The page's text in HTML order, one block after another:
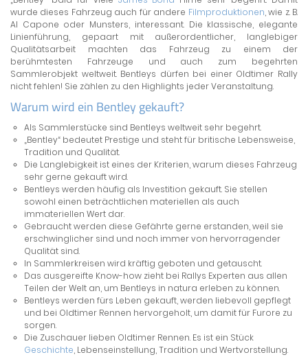
wurde dieses Fahrzeug auch für andere Filmproduktionen, wie z. B.
Al Capone oder Munsters, interessant. Die klassische, elegante
Linienführung, gepaart mit außerordentlicher, langlebiger
Qualitätsarbeit machten das Fahrzeug zu einem der
berühmtesten Fahrzeuge und auch zum begehrten
Sammlerobjekt weltweit. Bentleys dürfen bei einer Oldtimer Rally
nicht fehlen! Sie zählen zu den Highlights jeder Veranstaltung.
Warum wird ein Bentley gekauft?
Als Sammlerstücke sind Bentleys weltweit sehr begehrt.
„Bentley“ bedeutet Prestige und steht für britische Lebensweise,
Tradition und Qualität.
Die Langlebigkeit ist eines der Kriterien, warum dieses Fahrzeug
sehr gerne gekauft wird.
Bentleys werden häufig als Investition gekauft. Sie stellen
sowohl einen beträchtlichen materiellen als auch
immateriellen Wert dar.
Gebraucht werden diese Gefährte gerne erstanden, weil sie
erschwinglicher sind und noch immer von hervorragender
Qualität sind.
In Sammlerkreisen wird kräftig geboten und getauscht.
Das ausgereifte Know-how zieht bei Rallys Experten aus allen
Teilen der Welt an, um Bentleys in natura erleben zu können.
Bentleys werden fürs Leben gekauft, werden liebevoll gepflegt
und bei Oldtimer Rennen hervorgeholt, um damit für Furore zu
sorgen.
Die Zuschauer lieben Oldtimer Rennen. Es ist ein Stück
Geschichte, Lebenseinstellung, Tradition und Wertvorstellung.